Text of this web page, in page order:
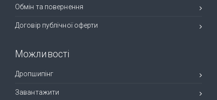
Обмін та повернення
Договір публічної оферти
Можливості
Дропшипінг
Завантажити